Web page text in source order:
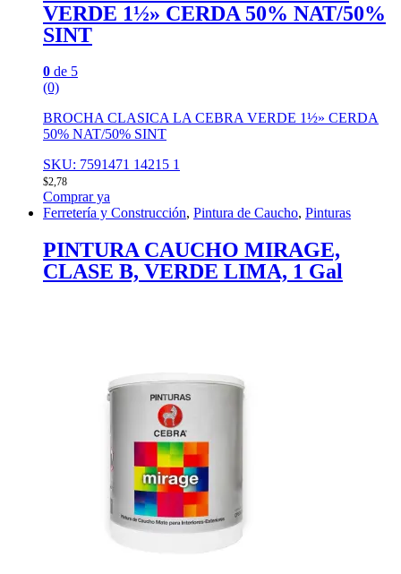
VERDE 1½» CERDA 50% NAT/50%
SINT
0 de 5
(0)
BROCHA CLASICA LA CEBRA VERDE 1½» CERDA
50% NAT/50% SINT
SKU: 7591471 14215 1
$2,78
Comprar ya
Ferretería y Construcción, Pintura de Caucho, Pinturas
PINTURA CAUCHO MIRAGE,
CLASE B, VERDE LIMA, 1 Gal